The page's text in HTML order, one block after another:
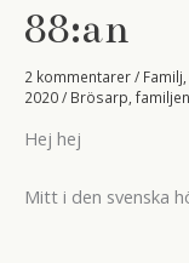
88:an
2 kommentarer/ Familj
2020/ Brösarp familjen
Hej hej
Mitt i den svenska